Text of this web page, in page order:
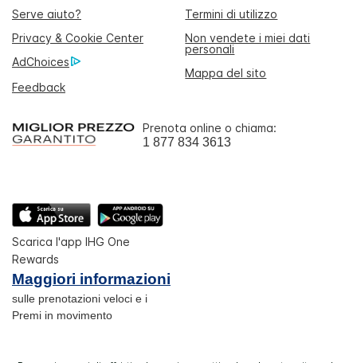
Serve aiuto?
Termini di utilizzo
Privacy & Cookie Center
Non vendete i miei dati
personali
AdChoices
Mappa del sito
Feedback
Prenota online o chiama:
1 877 834 3613
Scarica l'app IHG One
Rewards
Maggiori informazioni
sulle prenotazioni veloci e i
Premi in movimento